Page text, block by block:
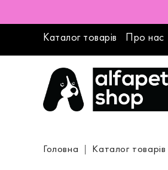
Каталог товарів Про нас
Головна Каталог товарів